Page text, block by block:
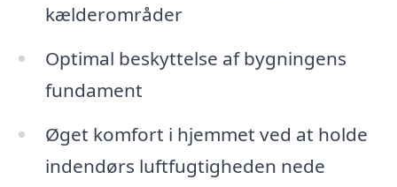
kælderområder
Optimal beskyttelse af bygningens
fundament
Øget komfort i hjemmet ved at holde
indendørs luftfugtigheden nede